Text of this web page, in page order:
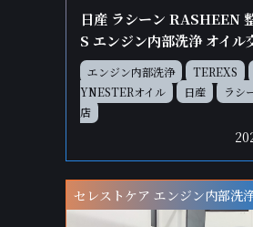
日産 ラシーン RASHEEN
S エンジン内部洗浄 オイル
エンジン内部洗浄 TEREXS
YNESTERオイル
日産 ラシ
店
セレストケア エンジン内部洗